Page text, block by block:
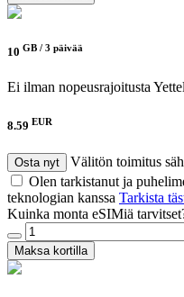
10 GB / 3 päivää
Ei ilman nopeusrajoitusta
8.59 EUR
Osta nyt
Välitön toimitus
Olen tarkistanut ja
teknologian kanssa Tarkista
Kuinka monta eSIMiä
Maksa kortilla